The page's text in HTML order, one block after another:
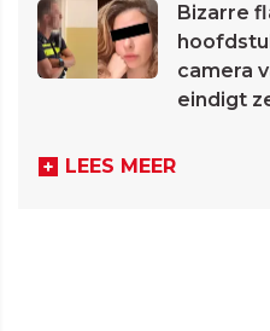
Bizarre
camera
eindigt
LEES MEER